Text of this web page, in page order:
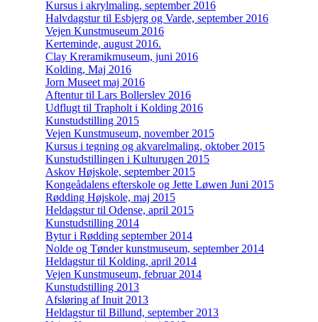
Kursus i akrylmaling, september 2016
Halvdagstur til Esbjerg og Varde, september 2016
Vejen Kunstmuseum 2016
Kerteminde, august 2016.
Clay Kreramikmuseum, juni 2016
Kolding, Maj 2016
Jorn Museet maj 2016
Aftentur til Lars Bollerslev 2016
Udflugt til Trapholt i Kolding 2016
Kunstudstilling 2015
Vejen Kunstmuseum, november 2015
Kursus i tegning og akvarelmaling, oktober 2015
Kunstudstillingen i Kulturugen 2015
Askov Højskole, september 2015
Kongeådalens efterskole og Jette Løwen Juni 2015
Rødding Højskole, maj 2015
Heldagstur til Odense, april 2015
Kunstudstilling 2014
Bytur i Rødding september 2014
Nolde og Tønder kunstmuseum, september 2014
Heldagstur til Kolding, april 2014
Vejen Kunstmuseum, februar 2014
Kunstudstilling 2013
Afsløring af Inuit 2013
Heldagstur til Billund, september 2013